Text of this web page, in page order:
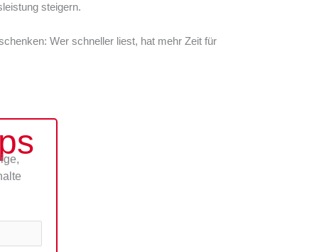
steigern.
Wer schneller liest, hat mehr Zeit für